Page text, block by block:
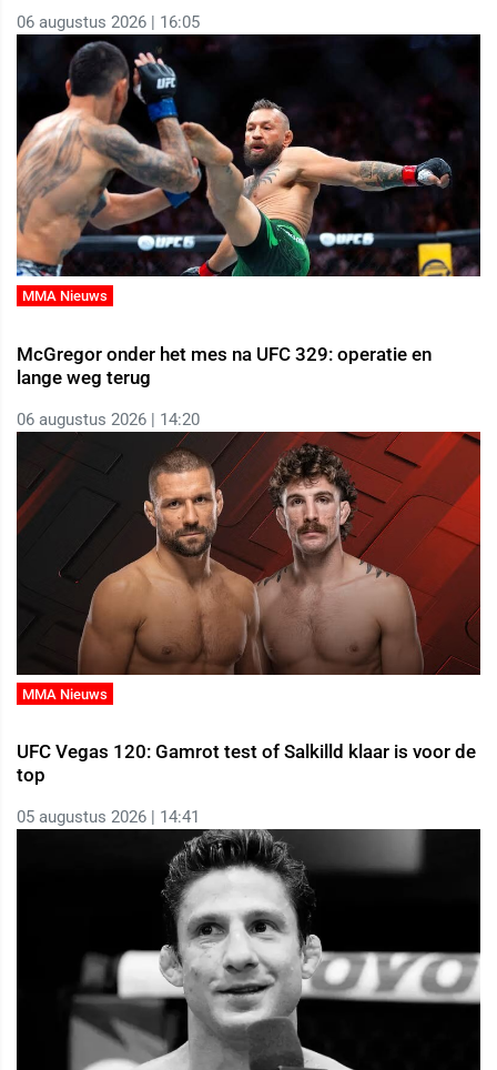
06 augustus 2026 | 16:05
MMA Nieuws
McGregor onder het mes na UFC 329: operatie en
lange weg terug
06 augustus 2026 | 14:20
MMA Nieuws
UFC Vegas 120: Gamrot test of Salkilld klaar is voor de
top
05 augustus 2026 | 14:41